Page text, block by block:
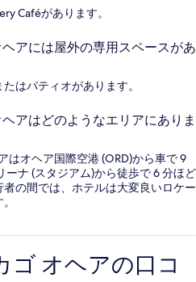
Caféがあります。
アには屋外の専用スペースがあ
はパティオがあります。
アはどのようなエリアにありま
はオヘア国際空港 (ORD)から車で 9
ーナ (スタジアム)から徒歩で 6 分ほど
の間では、ホテルは大変良いロケー
ゴ オヘアの口コ